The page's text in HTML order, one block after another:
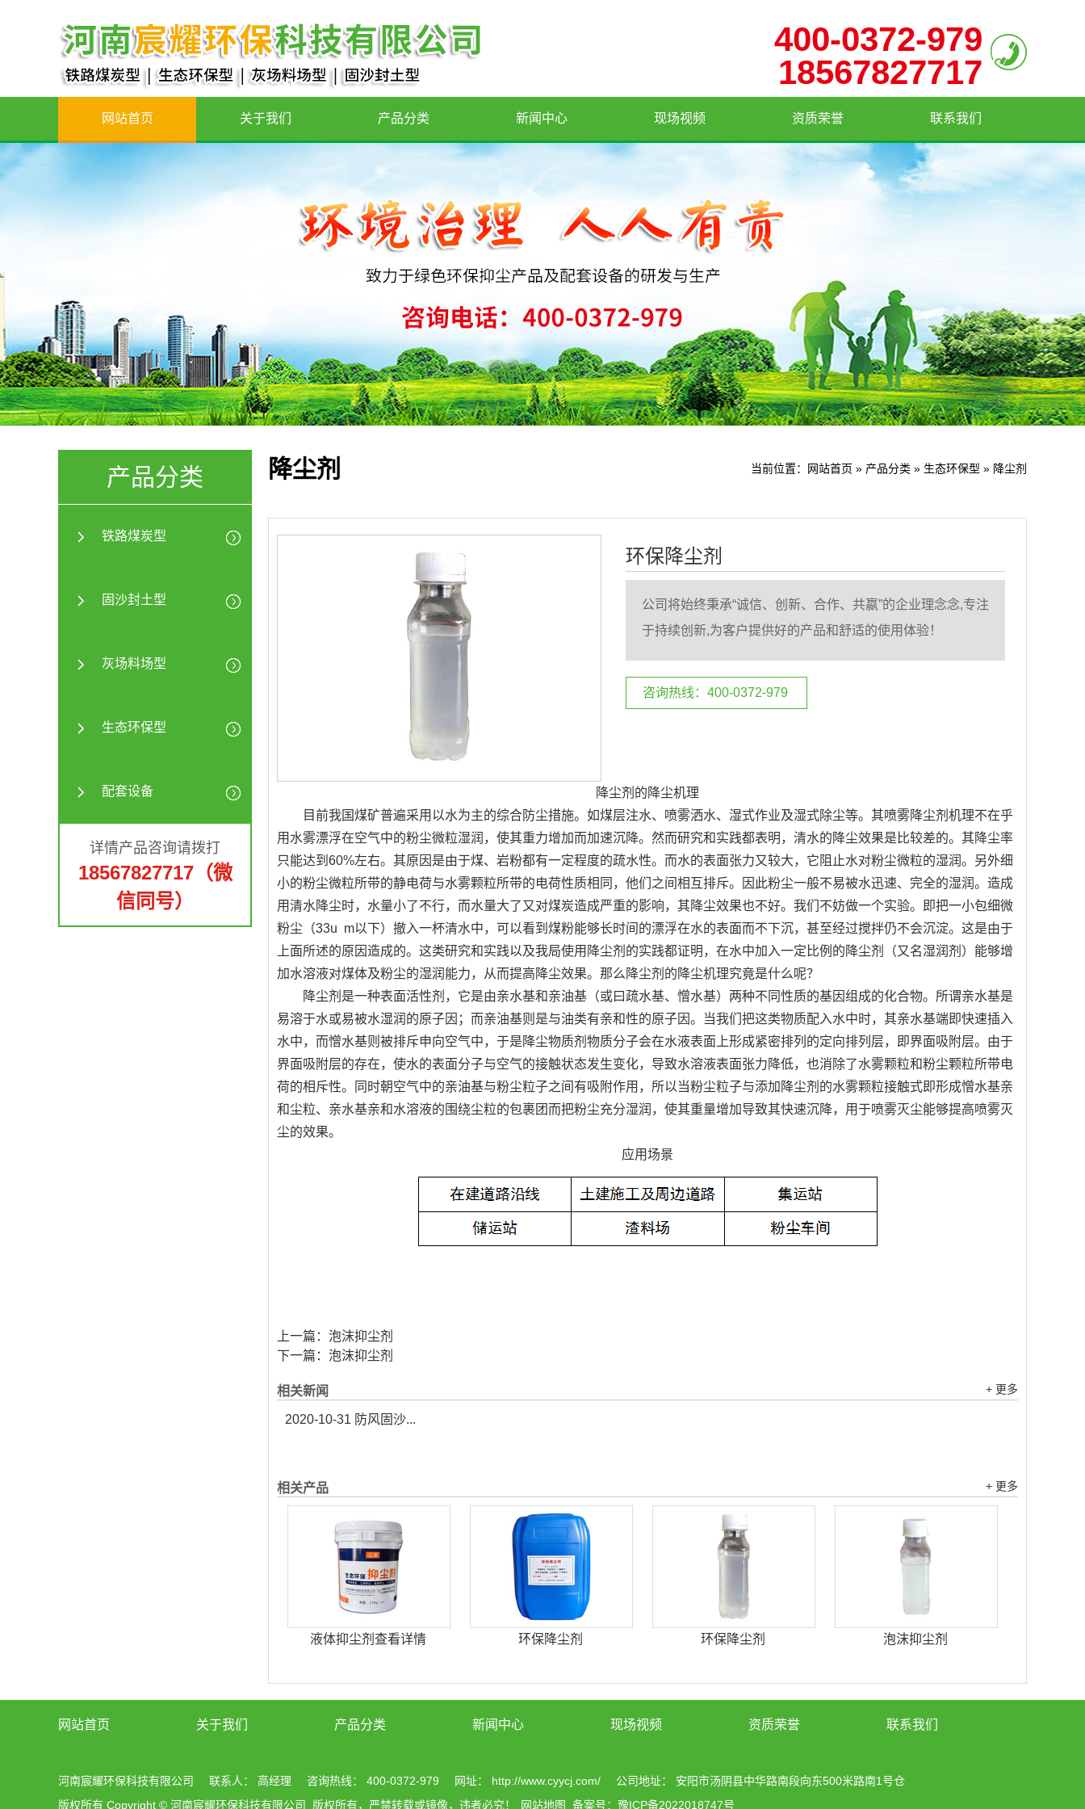
400-0372-979
18567827717
网站首页 关于我们 产品分类 新闻中心 现场视频 资质荣誉 联系我们
产品分类
铁路煤炭型
固沙封土型
灰场料场型
生态环保型
配套设备
详情产品咨询请拨打
18567827717（微
信同号）
降尘剂 当前位置： 网站首页 » 产品分类 » 生态环保型 » 降尘剂
环保降尘剂
公司将始终秉承“诚信、创新、合作、共嬴”的企业理念念,专注
于持续创新,为客户提供好的产品和舒适的使用体验！
咨询热线：400-0372-979
降尘剂的降尘机理
目前我国煤矿普遍采用以水为主的综合防尘措施。如煤层注水、喷雾洒水、湿式作业及湿式除尘等。其喷雾降尘剂机理不在乎
用水雾漂浮在空气中的粉尘微粒湿润，使其重力增加而加速沉降。然而研究和实践都表明，清水的降尘效果是比较差的。其降尘率
只能达到60%左右。其原因是由于煤、岩粉都有一定程度的疏水性。而水的表面张力又较大，它阻止水对粉尘微粒的湿润。另外细
小的粉尘微粒所带的静电荷与水雾颗粒所带的电荷性质相同，他们之间相互排斥。因此粉尘一般不易被水迅速、完全的湿润。造成
用清水降尘时，水量小了不行，而水量大了又对煤炭造成严重的影响，其降尘效果也不好。我们不妨做一个实验。即把一小包细微
粉尘（33u m以下）撤入一杯清水中，可以看到煤粉能够长时间的漂浮在水的表面而不下沉，甚至经过搅拌仍不会沉淀。这是由于
上面所述的原因造成的。这类研究和实践以及我局使用降尘剂的实践都证明，在水中加入一定比例的降尘剂（又名湿润剂）能够增
加水溶液对煤体及粉尘的湿润能力，从而提高降尘效果。那么降尘剂的降尘机理究竟是什么呢？
降尘剂是一种表面活性剂，它是由亲水基和亲油基（或曰疏水基、憎水基）两种不同性质的基因组成的化合物。所谓亲水基是
易溶于水或易被水湿润的原子因；而亲油基则是与油类有亲和性的原子因。当我们把这类物质配入水中时，其亲水基端即快速插入
水中，而憎水基则被排斥申向空气中，于是降尘物质剂物质分子会在水液表面上形成紧密排列的定向排列层，即界面吸附层。由于
界面吸附层的存在，使水的表面分子与空气的接触状态发生变化，导致水溶液表面张力降低，也消除了水雾颗粒和粉尘颗粒所带电
荷的相斥性。同时朝空气中的亲油基与粉尘粒子之间有吸附作用，所以当粉尘粒子与添加降尘剂的水雾颗粒接触式即形成憎水基亲
和尘粒、亲水基亲和水溶液的围绕尘粒的包裹团而把粉尘充分湿润，使其重量增加导致其快速沉降，用于喷雾灭尘能够提高喷雾灭
尘的效果。
应用场景
上一篇： 泡沫抑尘剂
下一篇： 泡沫抑尘剂
相关新闻 + 更多
2020-10-31 防风固沙...
相关产品 + 更多
液体抑尘剂查看详情 环保降尘剂 环保降尘剂 泡沫抑尘剂
网站首页 关于我们 产品分类 新闻中心 现场视频 资质荣誉 联系我们
河南宸耀环保科技有限公司 联系人： 高经理 咨询热线： 400-0372-979 网址： http://www.cyycj.com/
公司地址： 安阳市汤阴县中华路南段向东500米路南1号仓
版权所有 Copyright © 河南宸耀环保科技有限公司
版权所有，严禁转载或镜像，违者必究！ 网站地图 备案号：豫ICP备2022018747号